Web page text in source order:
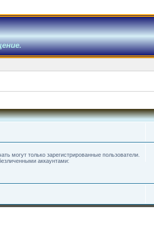
могут только зарегистрированные пользователи.
аккаунтами: